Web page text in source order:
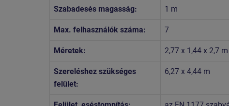
Szabadesés magasság: 1 m
Max. felhasználók száma: 7
Méretek: 2,77 x 1,44 x 2,7 m
Szereléshez szükséges
felület:
6,27 x 4,44 m